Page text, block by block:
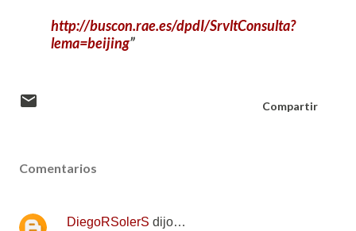
http://buscon.rae.es/dpdI/SrvltConsulta?
lema=beijing
Compartir
Comentarios
DiegoRSolerS dijo…